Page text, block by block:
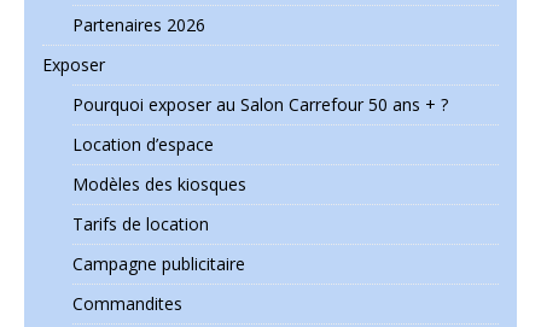
Partenaires 2026
Exposer
Pourquoi exposer au Salon Carrefour 50 ans + ?
Location d’espace
Modèles des kiosques
Tarifs de location
Campagne publicitaire
Commandites